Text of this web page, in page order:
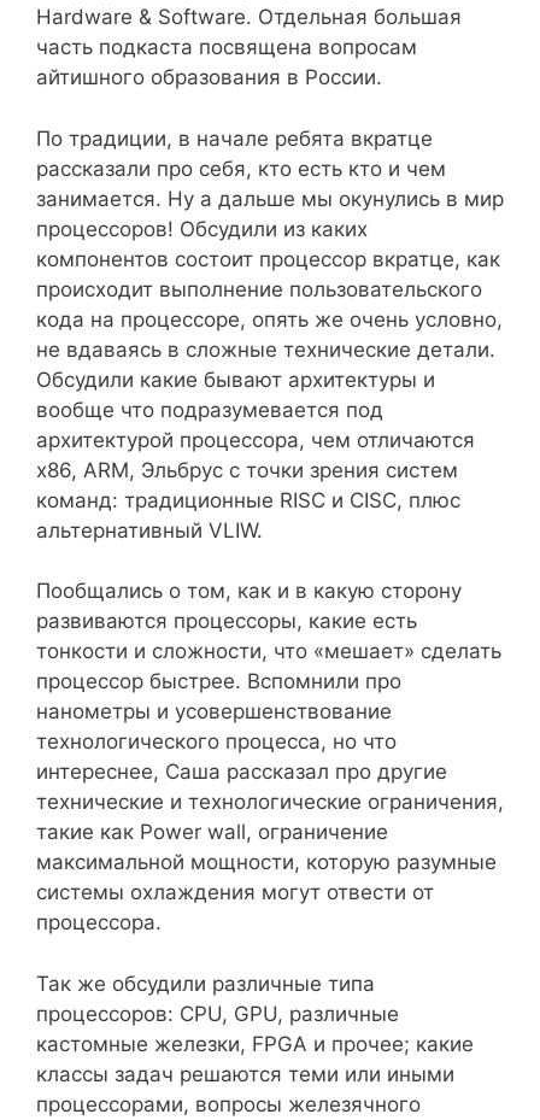
Hardware & Software. Отдельная большая
часть подкаста посвящена вопросам
айтишного образования в России.
По традиции, в начале ребята вкратце
рассказали про себя, кто есть кто и чем
занимается. Ну а дальше мы окунулись в мир
процессоров! Обсудили из каких
компонентов состоит процессор вкратце, как
происходит выполнение пользовательского
кода на процессоре, опять же очень условно,
не вдаваясь в сложные технические детали.
Обсудили какие бывают архитектуры и
вообще что подразумевается под
архитектурой процессора, чем отличаются
x86, ARM, Эльбрус с точки зрения систем
команд: традиционные RISC и CISC, плюс
альтернативный VLIW.
Пообщались о том, как и в какую сторону
развиваются процессоры, какие есть
тонкости и сложности, что «мешает» сделать
процессор быстрее. Вспомнили про
нанометры и усовершенствование
технологического процесса, но что
интереснее, Саша рассказал про другие
технические и технологические ограничения,
такие как Power wall, ограничение
максимальной мощности, которую разумные
системы охлаждения могут отвести от
процессора.
Так же обсудили различные типа
процессоров: CPU, GPU, различные
кастомные железки, FPGA и прочее; какие
классы задач решаются теми или иными
процессорами, вопросы железячного